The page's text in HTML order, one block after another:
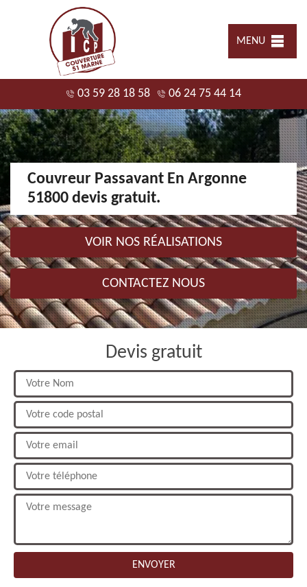
MENU
03 59 28 18 58 06 24 75 44 14
Couvreur Passavant En Argonne
51800 devis gratuit.
VOIR NOS RÉALISATIONS
CONTACTEZ NOUS
Devis gratuit